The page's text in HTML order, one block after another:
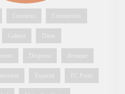
Concurso Coronavírus
Cultura Datas
Desporto destaque
Especial FC Porto